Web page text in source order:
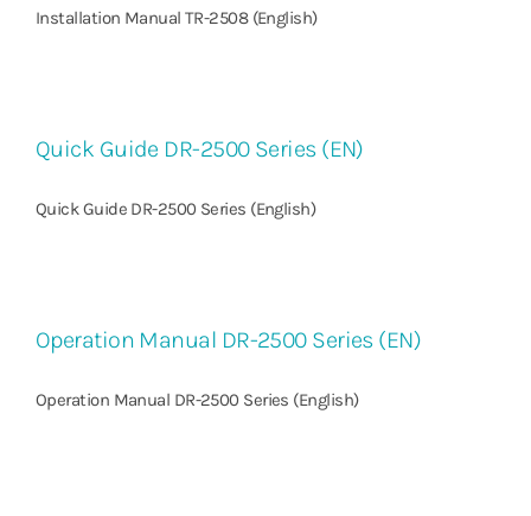
Installation Manual TR-2508 (English)
Quick Guide DR-2500 Series (EN)
Quick Guide DR-2500 Series (English)
Operation Manual DR-2500 Series (EN)
Operation Manual DR-2500 Series (English)